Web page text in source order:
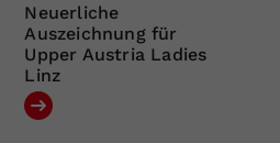
Neuerliche
Auszeichnung für
Upper Austria Ladies
Linz